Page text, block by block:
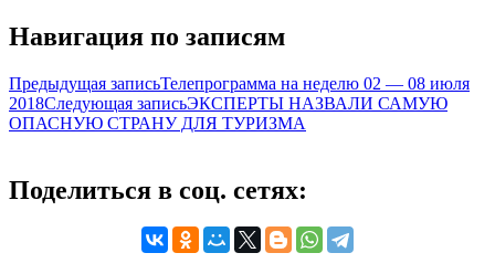
Навигация по записям
Предыдущая записьТелепрограмма на неделю 02 — 08 июля
2018Следующая записьЭКСПЕРТЫ НАЗВАЛИ САМУЮ
ОПАСНУЮ СТРАНУ ДЛЯ ТУРИЗМА
Поделиться в соц. сетях: